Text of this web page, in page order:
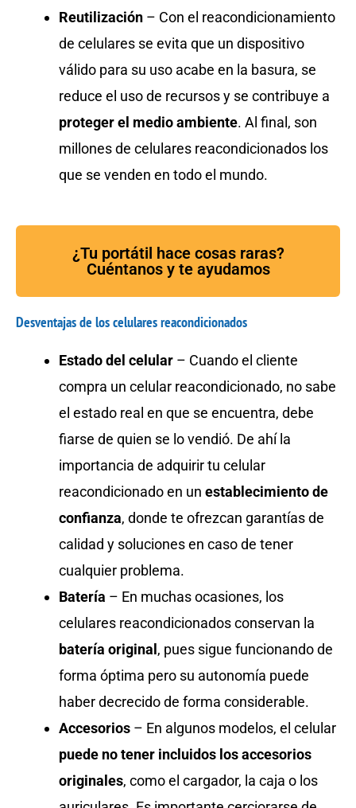
Reutilización – Con el reacondicionamiento
de celulares se evita que un dispositivo
válido para su uso acabe en la basura, se
reduce el uso de recursos y se contribuye a
proteger el medio ambiente. Al final, son
millones de celulares reacondicionados los
que se venden en todo el mundo.
¿Tu portátil hace cosas raras?
Cuéntanos y te ayudamos
Desventajas de los celulares reacondicionados
Estado del celular – Cuando el cliente
compra un celular reacondicionado, no sabe
el estado real en que se encuentra, debe
fiarse de quien se lo vendió. De ahí la
importancia de adquirir tu celular
reacondicionado en un establecimiento de
confianza, donde te ofrezcan garantías de
calidad y soluciones en caso de tener
cualquier problema.
Batería – En muchas ocasiones, los
celulares reacondicionados conservan la
batería original, pues sigue funcionando de
forma óptima pero su autonomía puede
haber decrecido de forma considerable.
Accesorios – En algunos modelos, el celular
puede no tener incluidos los accesorios
originales, como el cargador, la caja o los